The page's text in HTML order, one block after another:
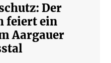
Der
feiert ein
Aargauer